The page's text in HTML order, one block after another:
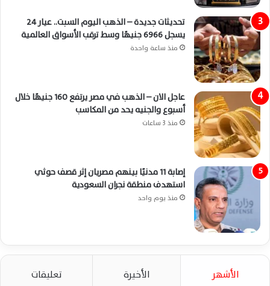
تحديثات جديدة – الذهب اليوم السبت.. عيار 24
يسجل 6966 جنيهًا وسط ترقب الأسواق العالمية
منذ ساعة واحدة
عاجل الان – الذهب في مصر يرتفع 160 جنيهًا خلال
أسبوع والجنيه يحد من المكاسب
منذ 3 ساعات
إصابة 11 مدنيًا بينهم مصريان إثر قصف حوثي
استهدف منطقة نجران السعودية
منذ يوم واحد
الأشهر الأخيرة تعليقات